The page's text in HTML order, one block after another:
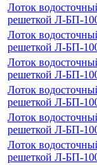
Лоток
решеткой Л-БП-
Лоток
решеткой Л-БП-
Лоток
решеткой Л-БП-
Лоток
решеткой Л-БП-
Лоток
решеткой Л-БП-
Лоток
решеткой Л-БП-